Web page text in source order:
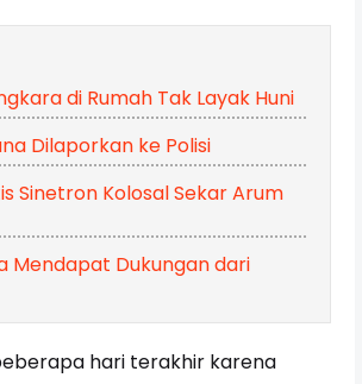
di Rumah Tak Layak Huni
Dilaporkan ke Polisi
Sinetron Kolosal Sekar Arum
Mendapat Dukungan dari
hari terakhir karena